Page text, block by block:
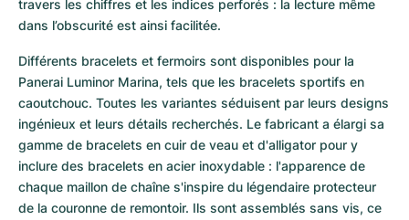
travers les chiffres et les indices perforés : la lecture même
dans l’obscurité est ainsi facilitée.
Différents bracelets et fermoirs sont disponibles pour la
Panerai Luminor Marina, tels que les bracelets sportifs en
caoutchouc. Toutes les variantes séduisent par leurs designs
ingénieux et leurs détails recherchés. Le fabricant a élargi sa
gamme de bracelets en cuir de veau et d'alligator pour y
inclure des bracelets en acier inoxydable : l'apparence de
chaque maillon de chaîne s'inspire du légendaire protecteur
de la couronne de remontoir. Ils sont assemblés sans vis, ce